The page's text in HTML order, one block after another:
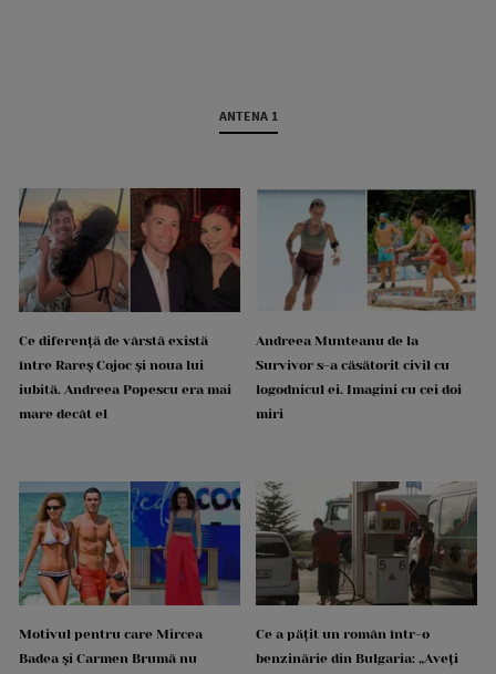
ANTENA 1
Ce diferență de vârstă există
între Rareș Cojoc și noua lui
iubită. Andreea Popescu era mai
mare decât el
Andreea Munteanu de la
Survivor s-a căsătorit civil cu
logodnicul ei. Imagini cu cei doi
miri
Motivul pentru care Mircea
Badea și Carmen Brumă nu
Ce a pățit un român într-o
benzinărie din Bulgaria: „Aveți